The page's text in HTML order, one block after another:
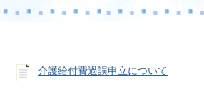
介護給付費過誤申立について